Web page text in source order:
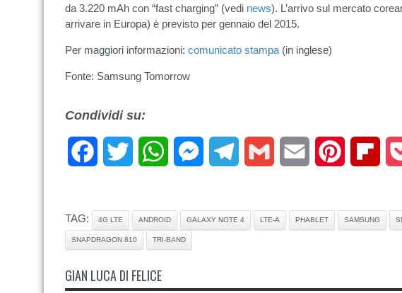
da 3.220 mAh con “fast charging” (vedi news). L’arrivo sul mercato
arrivare in Europa) è previsto per gennaio del 2015.
Per maggiori informazioni: comunicato stampa (in inglese)
Fonte: Samsung Tomorrow
Condividi su:
FacebookTwitter WhatsAppMessengerTelegramGmail Email Pinterest
TAG: 4G LTE ANDROID GALAXY NOTE 4 LTE-A PHABLET SAMSUNG
SNAPDRAGON 810 TRI-BAND
GIAN LUCA DI FELICE